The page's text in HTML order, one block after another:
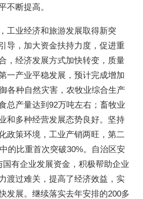
不断提高。
业经济和旅游发展取得新突
导，加大资金扶持力度，促进重
，经济发展方式加快转变，质量
一产业平稳发展，预计完成增加
各种自然灾害，农牧业综合生产
总产量达到92万吨左右；畜牧业
和多种经营发展态势良好。坚持
政策环境，工业产销两旺，第二
的比重首次突破30%。自治区安
有企业发展资金，积极帮助企业
渡过难关，提高了经济效益，实
发展。继续落实去年安排的200多